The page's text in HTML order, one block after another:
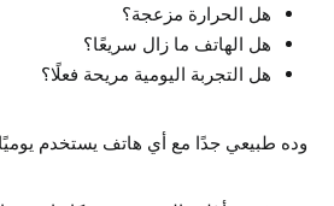
هل الحرارة مزعجة؟
هل الهاتف ما زال سريعًا؟
هل التجربة اليومية مريحة فعلًا؟
وده طبيعي جدًا مع أي هاتف يستخدم